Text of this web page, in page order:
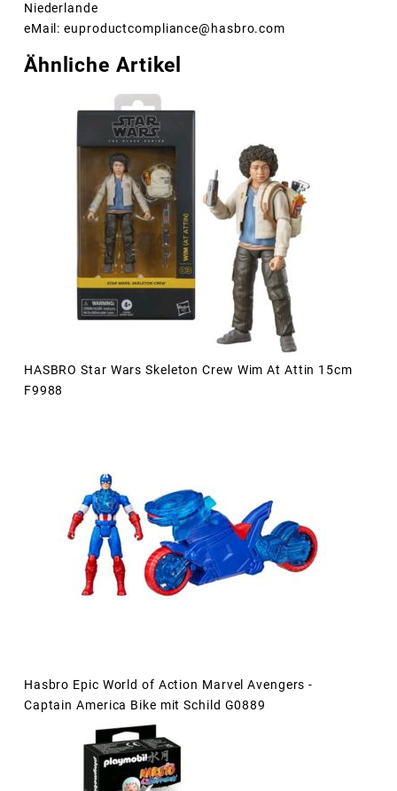
Niederlande
eMail: euproductcompliance@hasbro.com
Ähnliche Artikel
HASBRO Star Wars Skeleton Crew Wim At Attin 15cm
F9988
Hasbro Epic World of Action Marvel Avengers -
Captain America Bike mit Schild G0889